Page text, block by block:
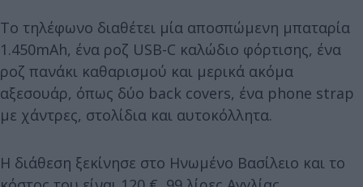
Το τηλέφωνο διαθέτει μία αποσπώμενη μπαταρία
1.450mAh, ένα ροζ USB-C καλώδιο φόρτισης, ένα
ροζ πανάκι καθαρισμού και μερικά ακόμα
αξεσουάρ, όπως δύο back covers, ένα phone strap
με χάντρες, στολίδια και αυτοκόλλητα.
Η διάθεση ξεκίνησε στο Ηνωμένο Βασίλειο και το